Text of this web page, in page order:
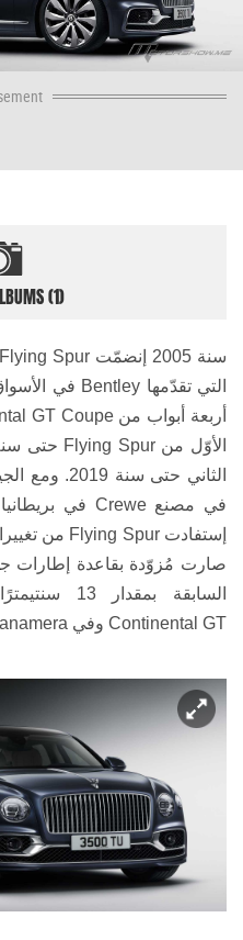
(1)
سنة 2005 إنضمّت Flying Spur
التي تقدّمها Bentley في
أربعة أبواب منGT Coupe
الأوّل منFlying Spur
الثاني حتى سنة 2019. ومع الجيل الثالث الجديد والذي
في مصنعCrewe في
إستفادتFlying Spur من
صارت مُزوّدة بقاعدة إطارات
السابقة بمقدار 13 سنتيمترًا، وهي مُستخدمة في طراز
Continental GT وفي